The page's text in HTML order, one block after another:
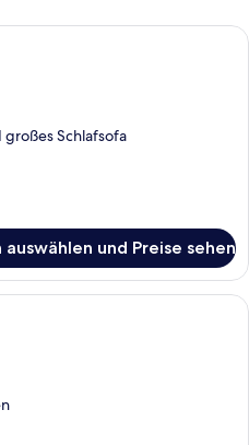
Ein modernes Wohnzimmer mit
großes Schlafsofa
auswählen und Preise sehen
Ein modernes Hotelzimmer mit